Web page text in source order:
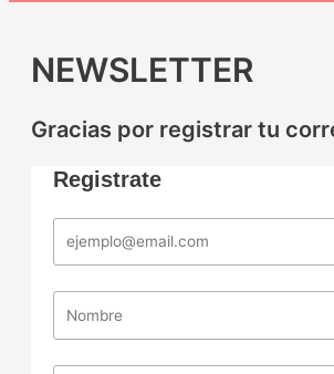
NEWSLETTER
Gracias por registrar tu
Registrate